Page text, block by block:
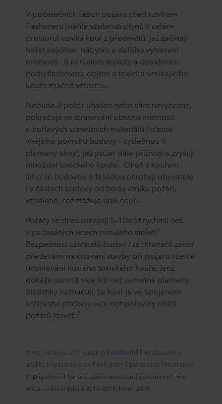
V počátečních fázích požáru před vznikem
flashoveru (náhlé vzplanutí plynů v celém
prostoru) vzniká kouř z předmětů, jež začínají
hořet nejdříve: nábytku a dalšího vybavení
místnosti. S nárůstem teploty a dosažením
bodu flashoveru objem a toxicita vznikajícího
kouře značně vzrostou.
Nebude-li požár uhašen nebo sám nevyhasne,
pokračuje ve stravování obsahu místnosti
a hořlavých stavebních materiálů (včetně
vnějšího povrchu budovy – vyšlehnou-li
plameny okny), jež požár dále přiživují a zvyšují
množství toxického kouře. Oheň s kouřem
šířící se budovou a fasádou,ohrožují obyvatele
i v částech budovy od bodu vzniku požáru
vzdálené, což ztěžuje únik osob.
Požáry se dnes rozvíjejí 5–10krát rychleji než
v padesátých letech minulého století1 .
Bezpečnost uživatelů budov i záchranářů závisí
především na chování stavby při požáru včetně
uvolňování hustého toxického kouře, jenž
dokáže usmrtit více lidí než samotné plameny.
Statistiky naznačují, že kouř je ve Spojeném
království příčinou více než poloviny obětí
požárů staveb2.
1: UL, Analysis of Changing Residential Fire Dynamics
and Its Implications on Firefighter Operational Timeframes
2: Department for local communities and government, Fire
Statistics Great Britain 2013–2015, leden 2015